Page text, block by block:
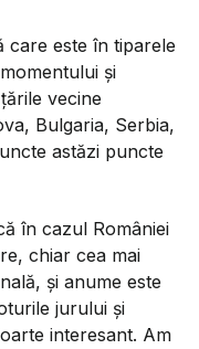
care este în tiparele
și
vecine
Bulgaria, Serbia,
astăzi puncte
în cazul României
chiar cea mai
și anume este
jurului și
interesant. Am